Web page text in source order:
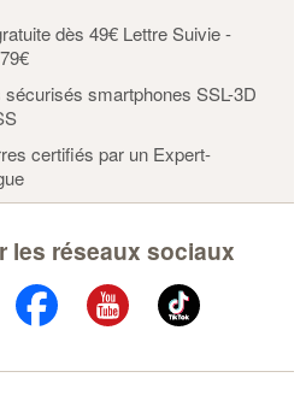
dès 49€ Lettre Suivie -
sécurisés smartphones SSL-3D
certifiés par un Expert-
les réseaux sociaux